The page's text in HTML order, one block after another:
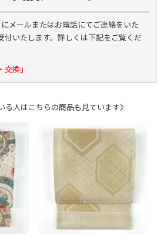
メールまたはお電話にてご連絡をいた
付いたします。詳しくは下記をご覧くだ
換」
る人はこちらの商品も見ています》